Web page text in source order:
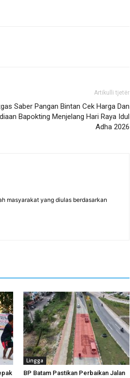
Artikulli tjetër
Saber Pangan Bintan Cek Harga Dan
Bapokting Menjelang Hari Raya Idul
Adha 2026
masyarakat yang diulas berdasarkan
Lingga
BP Batam Pastikan Perbaikan Jalan